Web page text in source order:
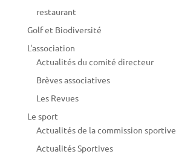
restaurant
Golf et Biodiversité
L'association
Actualités du comité directeur
Brèves associatives
Les Revues
Le sport
Actualités de la commission sportive
Actualités Sportives